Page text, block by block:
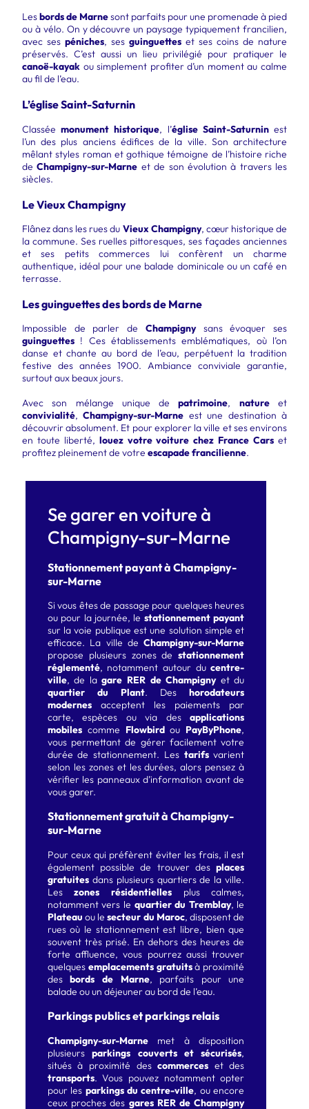
Lesbords de Marnesont parfaits pour une promenade à pied
ou à vélo. On y découvre un paysage typiquement francilien,
avec ses péniches, ses guinguettes et ses coins de nature
préservés. C’est aussi un lieu privilégié pour pratiquer le
canoë-kayak ou simplement profiter d’un moment au calme
au fil de l’eau.
L’église Saint-Saturnin
Classéemonument historique, l’église Saint-Saturninest
l’un des plus anciens édifices de la ville. Son architecture
mêlant styles roman et gothique témoigne de l’histoire riche
deChampigny-sur-Marne et de son évolution à travers les
siècles.
Le Vieux Champigny
Flânez dans les rues du Vieux Champigny, cœur historique de
la commune. Ses ruelles pittoresques, ses façades anciennes
et ses petits commerces lui confèrent un charme
authentique, idéal pour une balade dominicale ou un café en
terrasse.
Les guinguettes des bords de Marne
Impossible de parler de Champignysans évoquer ses
guinguettes ! Ces établissements emblématiques, où l’on
danse et chante au bord de l’eau, perpétuent la tradition
festive des années 1900. Ambiance conviviale garantie,
surtout aux beaux jours.
Avec son mélange unique depatrimoine, natureet
convivialité,Champigny-sur-Marne est une destination à
découvrir absolument. Et pour explorer la ville et ses environs
en toute liberté, louez votre voiture chez France Cars et
profitez pleinement de votre escapade francilienne.
Se garer en voiture à
Champigny-sur-Marne
Stationnement payant à Champigny-
sur-Marne
Si vous êtes de passage pour quelques heures
ou pour la journée, le stationnement payant
sur la voie publique est une solution simple et
efficace. La ville deChampigny-sur-Marne
propose plusieurs zones destationnement
réglementé, notamment autour ducentre-
ville, de lagare RER de Champignyet du
quartier du Plant. Deshorodateurs
modernesacceptent les paiements par
carte, espèces ou via desapplications
mobilescomme Flowbirdou PayByPhone,
vous permettant de gérer facilement votre
durée de stationnement. Les tarifsvarient
selon les zones et les durées, alors pensez à
vérifier les panneaux d’information avant de
vous garer.
Stationnement gratuit à Champigny-
sur-Marne
Pour ceux qui préfèrent éviter les frais, il est
également possible de trouver desplaces
gratuitesdans plusieurs quartiers de la ville.
Leszones résidentielles plus calmes,
notamment vers le quartier du Tremblay, le
Plateau ou lesecteur du Maroc, disposent de
rues où le stationnement est libre, bien que
souvent très prisé. En dehors des heures de
forte affluence, vous pourrez aussi trouver
quelques emplacements gratuitsà proximité
desbords de Marne, parfaits pour une
balade ou un déjeuner au bord de l’eau.
Parkings publics et parkings relais
Champigny-sur-Marnemet à disposition
plusieursparkings couverts et sécurisés,
situés à proximité descommerces et des
transports. Vous pouvez notamment opter
pour les parkings du centre-ville, ou encore
ceux proches des gares RER de Champigny